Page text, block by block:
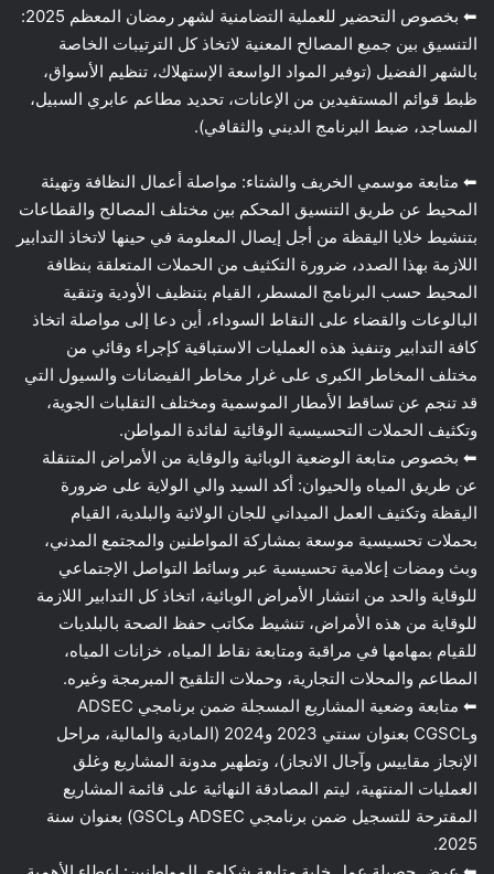
⬅ بخصوص التحضير للعملية التضامنية لشهر رمضان المعظم 2025:
التنسيق بين جميع المصالح المعنية لاتخاذ كل الترتيبات الخاصة
بالشهر الفضيل (توفير المواد الواسعة الإستهلاك، تنظيم الأسواق،
ظبط قوائم المستفيدين من الإعانات، تحديد مطاعم عابري السبيل،
المساجد، ضبط البرنامج الديني والثقافي).
⬅ متابعة موسمي الخريف والشتاء: مواصلة أعمال النظافة وتهيئة
المحيط عن طريق التنسيق المحكم بين مختلف المصالح والقطاعات
بتنشيط خلايا اليقظة من أجل إيصال المعلومة في حينها لاتخاذ التدابير
اللازمة بهذا الصدد، ضرورة التكثيف من الحملات المتعلقة بنظافة
المحيط حسب البرنامج المسطر، القيام بتنظيف الأودية وتنقية
البالوعات والقضاء على النقاط السوداء، أين دعا إلى مواصلة اتخاذ
كافة التدابير وتنفيذ هذه العمليات الاستباقية كإجراء وقائي من
مختلف المخاطر الكبرى على غرار مخاطر الفيضانات والسيول التي
قد تنجم عن تساقط الأمطار الموسمية ومختلف التقلبات الجوية،
وتكثيف الحملات التحسيسية الوقائية لفائدة المواطن.
⬅ بخصوص متابعة الوضعية الوبائية والوقاية من الأمراض المتنقلة
عن طريق المياه والحيوان: أكد السيد والي الولاية على ضرورة
اليقظة وتكثيف العمل الميداني للجان الولائية والبلدية، القيام
بحملات تحسيسية موسعة بمشاركة المواطنين والمجتمع المدني،
وبث ومضات إعلامية تحسيسية عبر وسائط التواصل الإجتماعي
للوقاية والحد من انتشار الأمراض الوبائية، اتخاذ كل التدابير اللازمة
للوقاية من هذه الأمراض، تنشيط مكاتب حفظ الصحة بالبلديات
للقيام بمهامها في مراقبة ومتابعة نقاط المياه، خزانات المياه،
المطاعم والمحلات التجارية، وحملات التلقيح المبرمجة وغيره.
⬅ متابعة وضعية المشاريع المسجلة ضمن برنامجي ADSEC
وCGSCL بعنوان سنتي 2023 و2024 (المادية والمالية، مراحل
الإنجاز مقاييس وآجال الانجاز)، وتطهير مدونة المشاريع وغلق
العمليات المنتهية، ليتم المصادقة النهائية على قائمة المشاريع
المقترحة للتسجيل ضمن برنامجي ADSEC وGSCL) بعنوان سنة
2025.